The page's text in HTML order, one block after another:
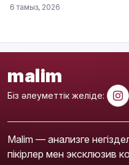
6 тамыз, 2026
malim
Біз әлеуметтік желіде:
Malim — анализге
пікірлер мен эксклюзив